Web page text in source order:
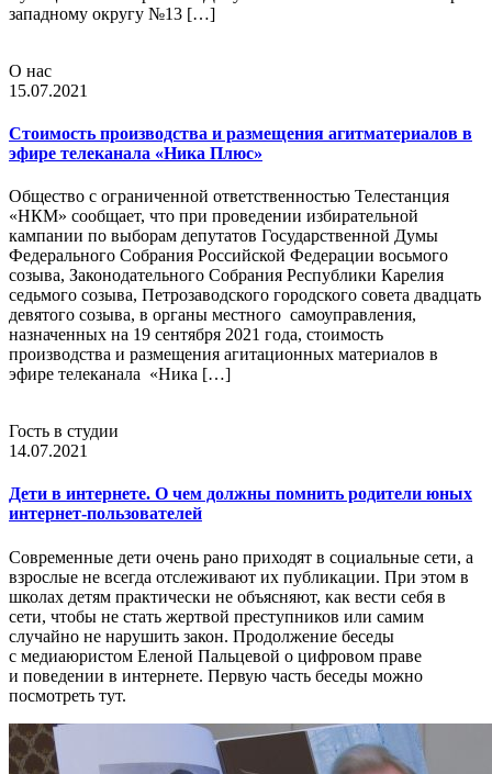
западному округу №13 […]
О нас
15.07.2021
Стоимость производства и размещения агитматериалов в
эфире телеканала «Ника Плюс»
Общество с ограниченной ответственностью Телестанция
«НКМ» сообщает, что при проведении избирательной
кампании по выборам депутатов Государственной Думы
Федерального Собрания Российской Федерации восьмого
созыва, Законодательного Собрания Республики Карелия
седьмого созыва, Петрозаводского городского совета двадцать
девятого созыва, в органы местного самоуправления,
назначенных на 19 сентября 2021 года, стоимость
производства и размещения агитационных материалов в
эфире телеканала «Ника […]
Гость в студии
14.07.2021
Дети в интернете. О чем должны помнить родители юных
интернет-пользователей
Современные дети очень рано приходят в социальные сети, а
взрослые не всегда отслеживают их публикации. При этом в
школах детям практически не объясняют, как вести себя в
сети, чтобы не стать жертвой преступников или самим
случайно не нарушить закон. Продолжение беседы
с медиаюристом Еленой Пальцевой о цифровом праве
и поведении в интернете. Первую часть беседы можно
посмотреть тут.